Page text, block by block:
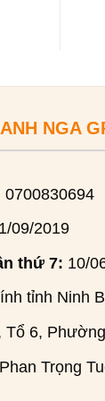
NGA
0700830694
09/2019
thứ 7: 10/
tỉnh Ninh
Tổ 6,
Trọng